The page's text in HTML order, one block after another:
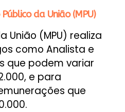
da União (MPU)
União (MPU) realiza
como Analista e
que podem variar
e para
que